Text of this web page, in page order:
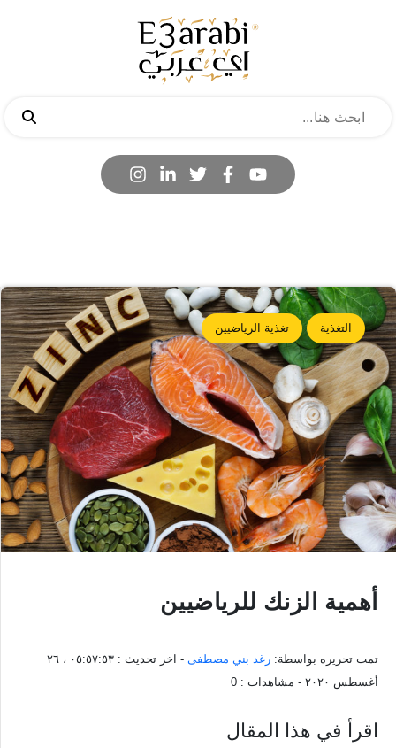
التغذية تغذية الرياضيين
أهمية الزنك للرياضيين
تمت تحريره بواسطة: رغد بني مصطفى - اخر تحديث :
٠٥:٥٧:٥٣ ، ٢٦
أغسطس ٢٠٢٠
- مشاهدات : 0
اقرأ في هذا المقال